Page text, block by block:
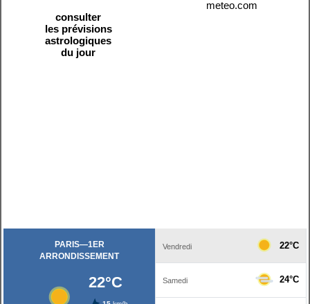
consulter
les prévisions
astrologiques
du jour
meteo.com